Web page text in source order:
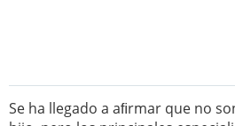
Se ha llegado a aﬁrmar que no